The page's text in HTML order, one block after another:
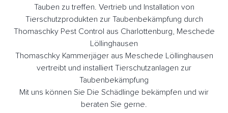
Tauben zu treffen. Vertrieb und Installation von
Tierschutzprodukten zur Taubenbekämpfung durch
Thomaschky Pest Control aus Charlottenburg, Meschede
Löllinghausen
Thomaschky Kammerjäger aus Meschede Löllinghausen
vertreibt und installiert Tierschutzanlagen zur
Taubenbekämpfung
Mit uns können Sie Die Schädlinge bekämpfen und wir
beraten Sie gerne.